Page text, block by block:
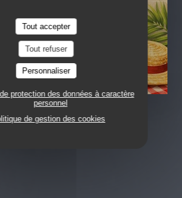
Tout accepter
Tout refuser
Personnaliser
protection des données à caractère
personnel
de gestion des cookies